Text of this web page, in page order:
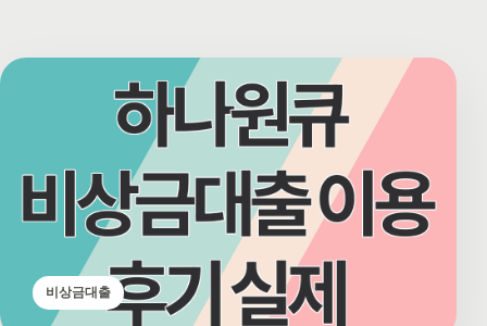
비상금대출